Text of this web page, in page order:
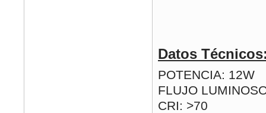
Datos
POTENCIA: 12W
FLUJO
CRI: >70